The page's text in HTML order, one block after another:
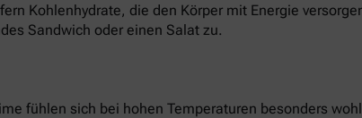
Kohlenhydrate, die den Körper mit Energie
Sandwich oder einen Salat zu.
fühlen sich bei hohen Temperaturen besonders